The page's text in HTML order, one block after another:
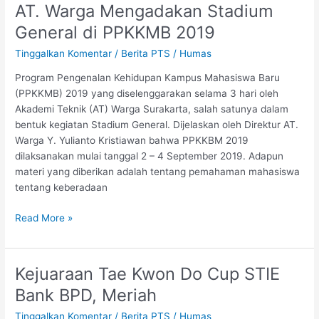
AT. Warga Mengadakan Stadium
General di PPKKMB 2019
Tinggalkan Komentar / Berita PTS / Humas
Program Pengenalan Kehidupan Kampus Mahasiswa Baru
(PPKKMB) 2019 yang diselenggarakan selama 3 hari oleh
Akademi Teknik (AT) Warga Surakarta, salah satunya dalam
bentuk kegiatan Stadium General. Dijelaskan oleh Direktur AT.
Warga Y. Yulianto Kristiawan bahwa PPKKBM 2019
dilaksanakan mulai tanggal 2 – 4 September 2019. Adapun
materi yang diberikan adalah tentang pemahaman mahasiswa
tentang keberadaan
AT.
Warga
Mengadakan
Stadium
PPKKMB
Read More »
Kejuaraan Tae Kwon Do Cup STIE
Bank BPD, Meriah
Tinggalkan Komentar / Berita PTS / Humas
Kejuaraan
Tae
Kwon